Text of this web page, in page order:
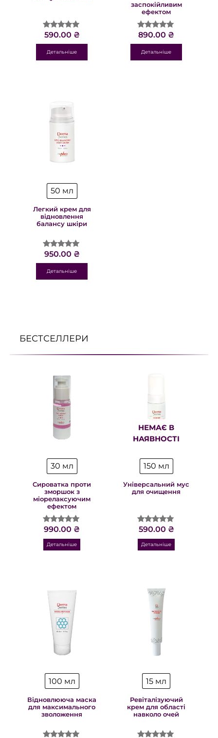
Оцінено в
590.00 ₴
Детальніше
заспокійливим
ефектом
Оцінено в
890.00 ₴
Детальніше
50 мл
Легкий крем для
відновлення
балансу шкіри
Оцінено в
950.00 ₴
Детальніше
БЕСТСЕЛЛЕРИ
30 мл
Сироватка проти
зморшок з
міорелаксуючим
ефектом
Оцінено в
з 5
990.00 ₴
Детальніше
НЕМАЄ В
НАЯВНОСТІ
150 мл
Універсальний мус
для очищення
Оцінено в
з 5
590.00 ₴
Детальніше
100 мл
Відновлююча маска
для максимального
зволоження
15 мл
Ревіталізуючий
крем для області
навколо очей